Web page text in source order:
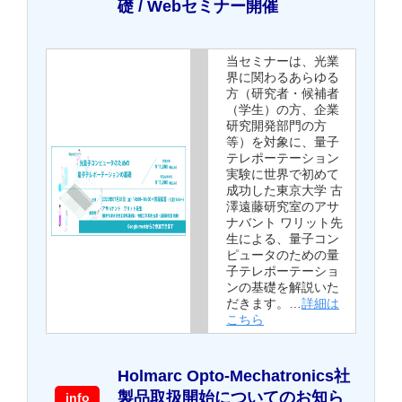
礎 / Webセミナー開催
当セミナーは、光業
界に関わるあらゆる
方（研究者・候補者
（学生）の方、企業
研究開発部門の方
等）を対象に、量子
テレポーテーション
実験に世界で初めて
成功した東京大学 古
澤遠藤研究室のアサ
ナバント ワリット先
生による、量子コン
ピュータのための量
子テレポーテーショ
ンの基礎を解説いた
だきます。… 詳細は
こちら
info
Holmarc Opto-Mechatronics社
製品取扱開始についてのお知ら